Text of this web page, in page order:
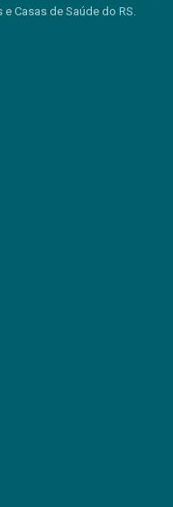
Casas de Saúde do RS.